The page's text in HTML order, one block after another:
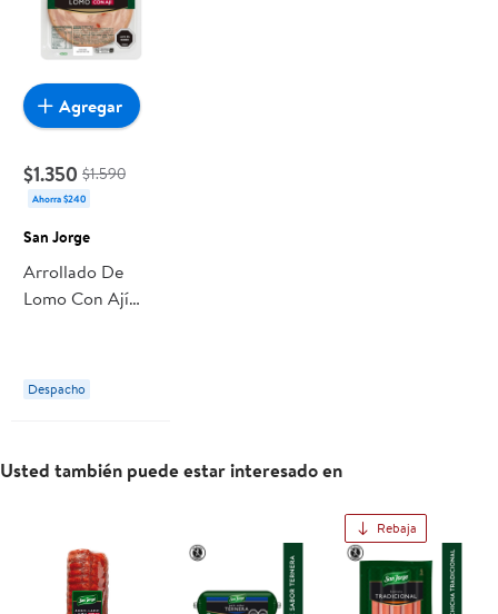
$1.350 $1.590
Ahorra $240
San Jorge
Arrollado De
Lomo Con Ají
Despacho
Agregar
Usted también puede estar interesado en
Rebaja